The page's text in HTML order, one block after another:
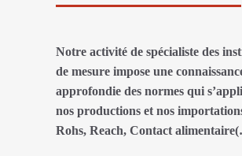
Notre activité de spécialiste des
de mesure impose une
approfondie des normes qui
nos productions et nos
Rohs, Reach, Contact